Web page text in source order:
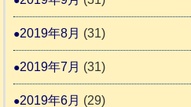
2019年8月 (31)
2019年7月 (31)
2019年6月 (29)